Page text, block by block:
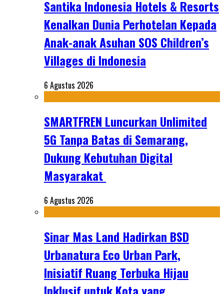
Santika Indonesia Hotels & Resorts
Kenalkan Dunia Perhotelan Kepada
Anak-anak Asuhan SOS Children’s
Villages di Indonesia
6 Agustus 2026
SMARTFREN Luncurkan Unlimited
5G Tanpa Batas di Semarang,
Dukung Kebutuhan Digital
Masyarakat
6 Agustus 2026
Sinar Mas Land Hadirkan BSD
Urbanatura Eco Urban Park,
Inisiatif Ruang Terbuka Hijau
Inklusif untuk Kota yang